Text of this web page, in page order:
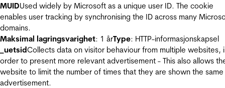
MUIDUsed widely by Microsoft as a unique user ID. The cookie
enables user tracking by synchronising the ID across many
domains.
Maksimal lagringsvarighet: 1 årType: HTTP-informasjonskapsel
_uetsidCollects data on visitor behaviour from multiple websites,
order to present more relevant advertisement - This also allows
website to limit the number of times that they are shown the same
advertisement.